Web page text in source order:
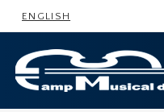
Aller au contenu principal
ENGLISH